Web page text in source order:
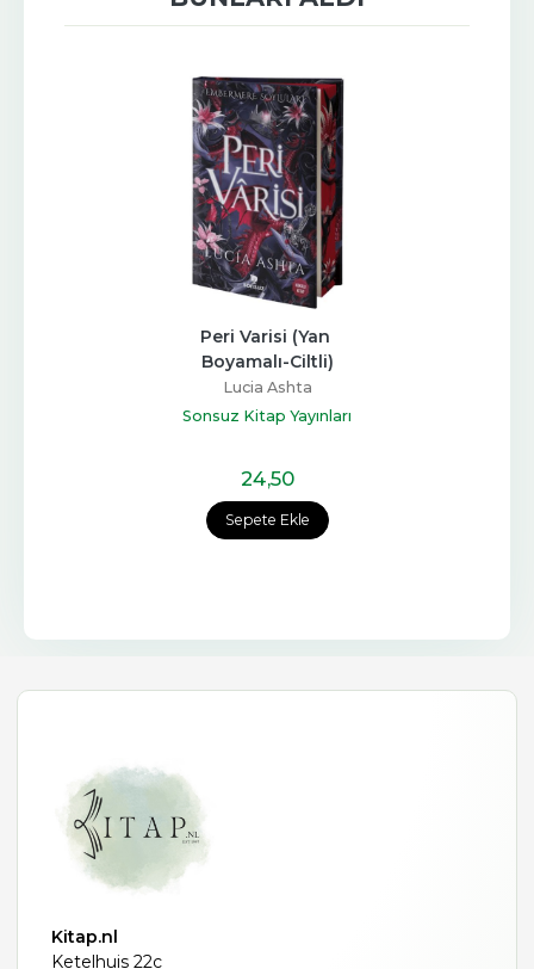
Sepete Ekle
Peri Varisi (Yan
Boyamalı-Ciltli)
Lucia Ashta
Sonsuz Kitap Yayınları
24,50
Kitap.nl
Ketelhuis 22c